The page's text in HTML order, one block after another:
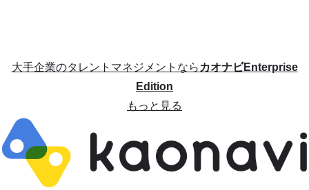
大手企業のタレントマネジメントならカオナビEnterprise
Edition
もっと見る